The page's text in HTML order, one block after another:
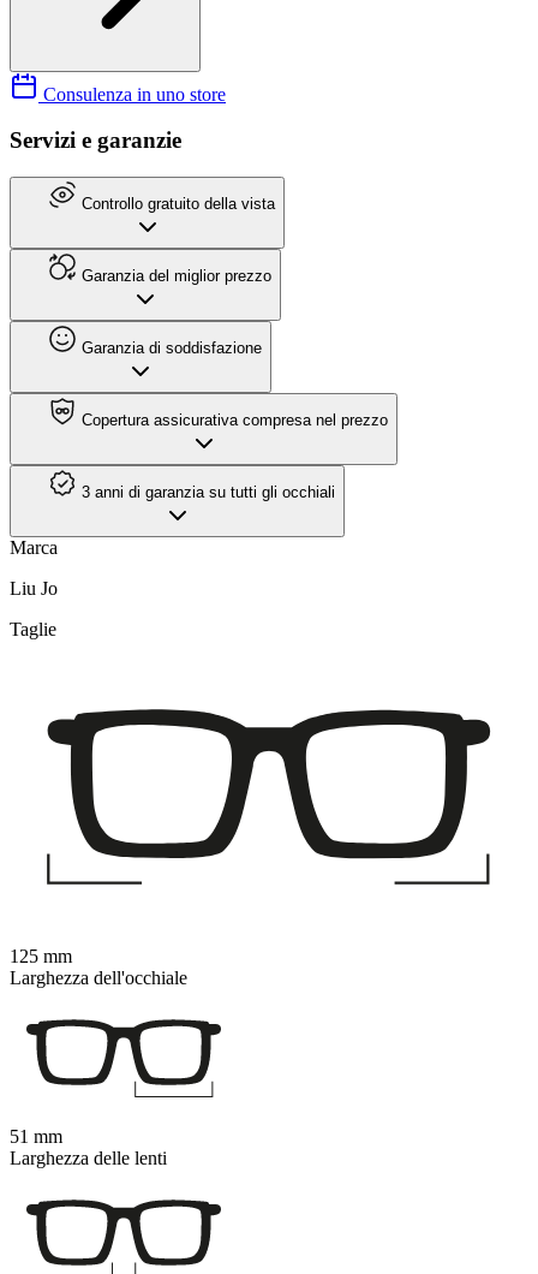
Consulenza in uno store
Servizi e garanzie
Controllo gratuito della vista
Garanzia del miglior prezzo
Garanzia di soddisfazione
Copertura assicurativa compresa nel prezzo
3 anni di garanzia su tutti gli occhiali
Marca
Liu Jo
Taglie
125 mm
Larghezza dell'occhiale
51 mm
Larghezza delle lenti